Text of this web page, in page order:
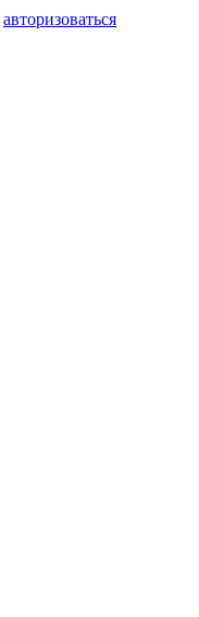
авторизоваться